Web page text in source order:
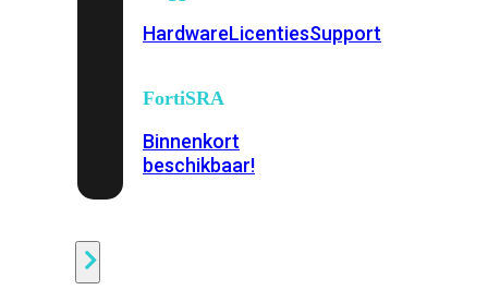
HardwareLicentiesSupport
FortiSRA
Binnenkort
beschikbaar!